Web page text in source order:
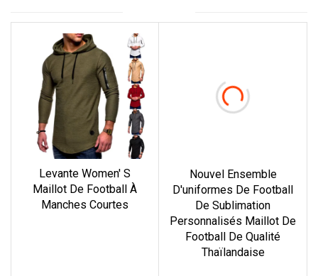
Levante Women' S
Maillot De Football À
Manches Courtes
Nouvel Ensemble
D'uniformes De Football
De Sublimation
Personnalisés Maillot De
Football De Qualité
Thaïlandaise